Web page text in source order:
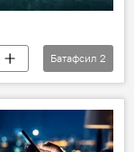
Батафсил 2